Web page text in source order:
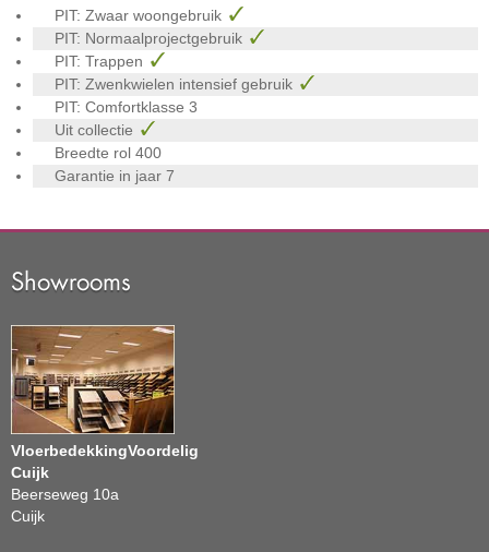
PIT: Zwaar woongebruik
PIT: Normaalprojectgebruik
PIT: Trappen
PIT: Zwenkwielen intensief gebruik
PIT: Comfortklasse 3
Uit collectie
Breedte rol 400
Garantie in jaar 7
Showrooms
VloerbedekkingVoordelig
Cuijk
Beerseweg 10a
Cuijk